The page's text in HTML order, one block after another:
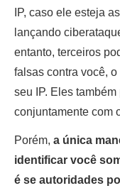
IP, caso ele esteja
lançando
entanto, terceiros
falsas contra você,
seu IP. Eles
conjuntamente com
Porém, a única
identificar você
é se autoridades